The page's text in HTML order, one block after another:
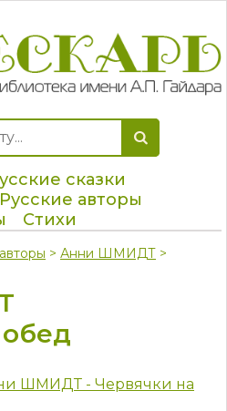
сказки
Русские авторы
Стихи
> Анни ШМИДТ >
ШМИДТ - Червячки на